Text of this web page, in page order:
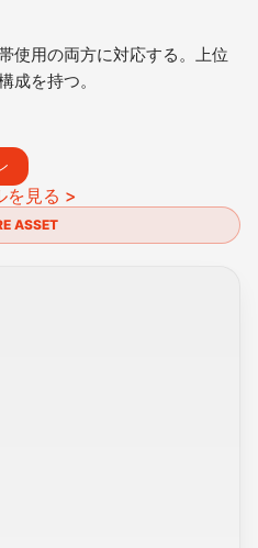
使用の両方に対応する。上位
成を持つ。
を見る >
ASSET